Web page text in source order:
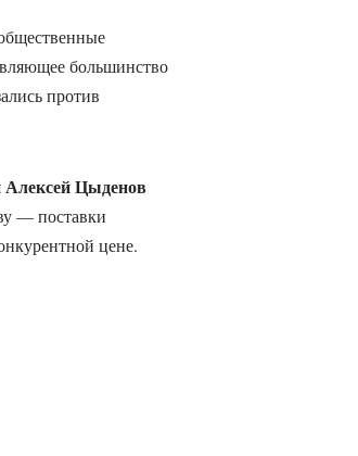
большинство
против
Цыденов
— поставки
цене.